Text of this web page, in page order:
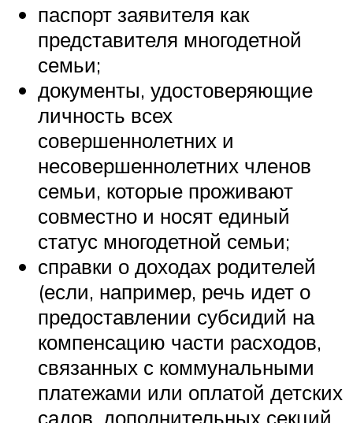
паспорт заявителя как
представителя многодетной
семьи;
документы, удостоверяющие
личность всех
совершеннолетних и
несовершеннолетних членов
семьи, которые проживают
совместно и носят единый
статус многодетной семьи;
справки о доходах родителей
(если, например, речь идет о
предоставлении субсидий на
компенсацию части расходов,
связанных с коммунальными
платежами или оплатой детских
садов, дополнительных секций